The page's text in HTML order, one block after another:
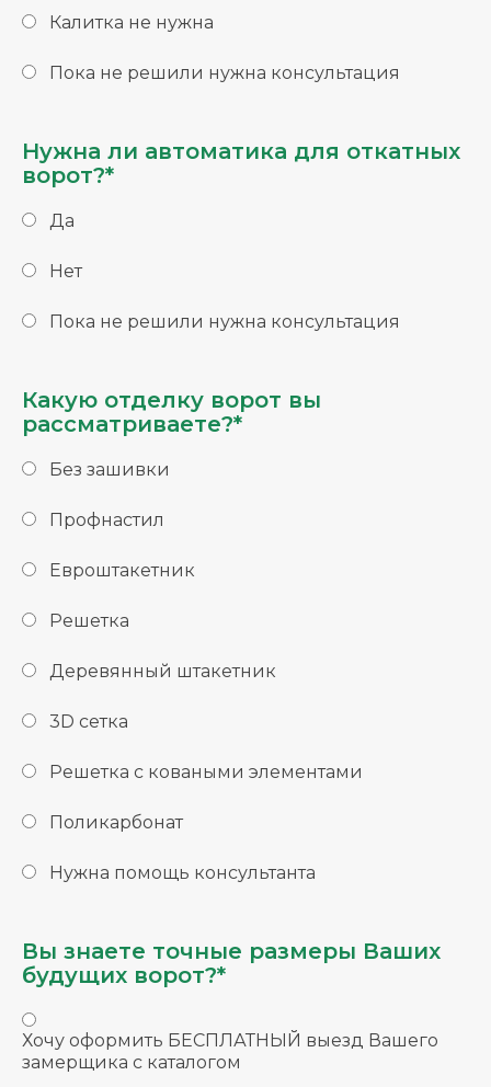
Калитка не нужна
Пока не решили нужна консультация
Нужна ли автоматика для откатных
ворот?*
Да
Нет
Пока не решили нужна консультация
Какую отделку ворот вы
рассматриваете?*
Без зашивки
Профнастил
Евроштакетник
Решетка
Деревянный штакетник
3D сетка
Решетка с коваными элементами
Поликарбонат
Нужна помощь консультанта
Вы знаете точные размеры Ваших
будущих ворот?*
Хочу оформить БЕСПЛАТНЫЙ выезд Вашего
замерщика с каталогом